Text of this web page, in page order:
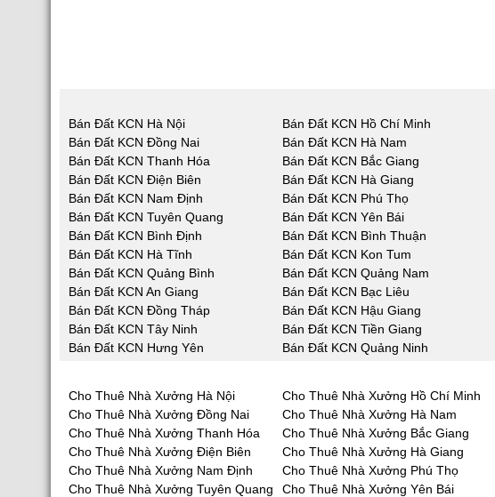
Bán Đất KCN Hà Nội Bán Đất KCN Hồ Chí Minh
Bán Đất KCN Đồng Nai
Bán Đất KCN Hà Nam
Bán Đất KCN Thanh Hóa
Bán Đất KCN Bắc Giang
Bán Đất KCN Điện Biên
Bán Đất KCN Hà Giang
Bán Đất KCN Nam Định
Bán Đất KCN Phú Thọ
Bán Đất KCN Tuyên Quang
Bán Đất KCN Yên Bái
Bán Đất KCN Bình Định
Bán Đất KCN Bình Thuận
Bán Đất KCN Hà Tĩnh
Bán Đất KCN Kon Tum
Bán Đất KCN Quảng Bình
Bán Đất KCN Quảng Nam
Bán Đất KCN An Giang
Bán Đất KCN Bạc Liêu
Bán Đất KCN Đồng Tháp
Bán Đất KCN Hậu Giang
Bán Đất KCN Tây Ninh
Bán Đất KCN Tiền Giang
Bán Đất KCN Hưng Yên
Bán Đất KCN Quảng Ninh
Cho Thuê Nhà Xưởng Hà Nội Cho Thuê Nhà Xưởng Hồ Chí Minh
Cho Thuê Nhà Xưởng Đồng Nai
Cho Thuê Nhà Xưởng Hà Nam
Cho Thuê Nhà Xưởng Thanh Hóa
Cho Thuê Nhà Xưởng Bắc Giang
Cho Thuê Nhà Xưởng Điện Biên
Cho Thuê Nhà Xưởng Hà Giang
Cho Thuê Nhà Xưởng Nam Định
Cho Thuê Nhà Xưởng Phú Thọ
Cho Thuê Nhà Xưởng Tuyên Quang
Cho Thuê Nhà Xưởng Yên Bái